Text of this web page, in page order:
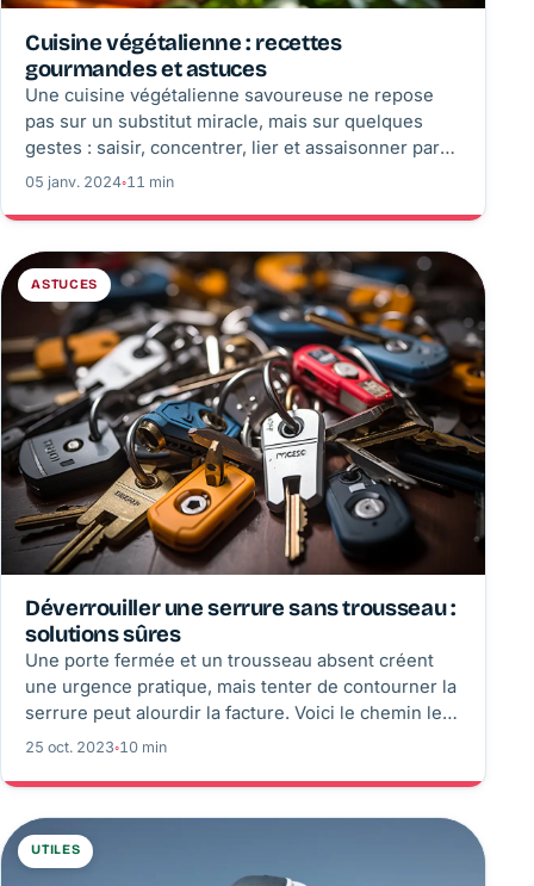
Cuisine végétalienne : recettes
gourmandes et astuces
Une cuisine végétalienne savoureuse ne repose
pas sur un substitut miracle, mais sur quelques
gestes : saisir, concentrer, lier et assaisonner par
couches. Voici les bons repères, les proportions et
l’onctuosité et du relief dès ce soir.
05 janv. 2024◦11 min
ASTUCES
Déverrouiller une serrure sans trousseau :
solutions sûres
Une porte fermée et un trousseau absent créent
une urgence pratique, mais tenter de contourner la
serrure peut alourdir la facture. Voici le chemin le
plus rapide et légal pour rentrer, protéger le
devienne un remplacement complet de porte.
25 oct. 2023◦10 min
UTILES